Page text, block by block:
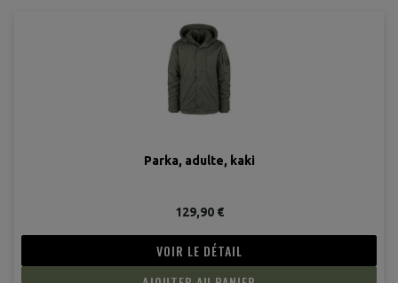
Parka, adulte, kaki
129,90 €
VOIR LE DÉTAIL